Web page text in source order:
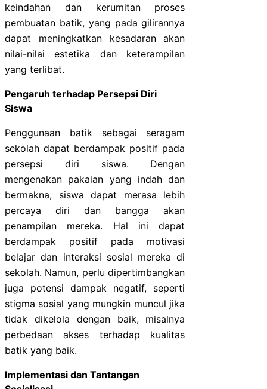
keindahan dan kerumitan proses
pembuatan batik, yang pada gilirannya
dapat meningkatkan kesadaran akan
nilai-nilai estetika dan keterampilan
yang terlibat.
Pengaruh terhadap Persepsi Diri
Siswa
Penggunaan batik sebagai seragam
sekolah dapat berdampak positif pada
persepsi diri siswa. Dengan
mengenakan pakaian yang indah dan
bermakna, siswa dapat merasa lebih
percaya diri dan bangga akan
penampilan mereka. Hal ini dapat
berdampak positif pada motivasi
belajar dan interaksi sosial mereka di
sekolah. Namun, perlu dipertimbangkan
juga potensi dampak negatif, seperti
stigma sosial yang mungkin muncul jika
tidak dikelola dengan baik, misalnya
perbedaan akses terhadap kualitas
batik yang baik.
Implementasi dan Tantangan